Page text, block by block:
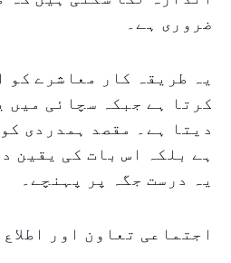
ضروری ہے۔
یہ طریقہ کار معاشرے کو
کرتا ہے جبکہ سچائی میں
دیتا ہے۔ مقصد ہمدردی
ہے بلکہ اس بات کی یقین
یہ درست جگہ پر پہنچے۔
اجتماعی تعاون اور